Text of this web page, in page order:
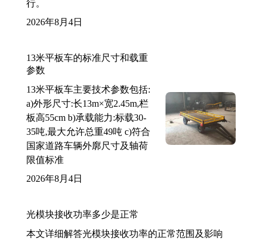
行。
2026年8月4日
13米平板车的标准尺寸和载重
参数
13米平板车主要技术参数包括:
a)外形尺寸:长13m×宽2.45m,栏
板高55cm b)承载能力:标载30-
35吨,最大允许总重49吨 c)符合
国家道路车辆外廓尺寸及轴荷
限值标准
2026年8月4日
光模块接收功率多少是正常
本文详细解答光模块接收功率的正常范围及影响